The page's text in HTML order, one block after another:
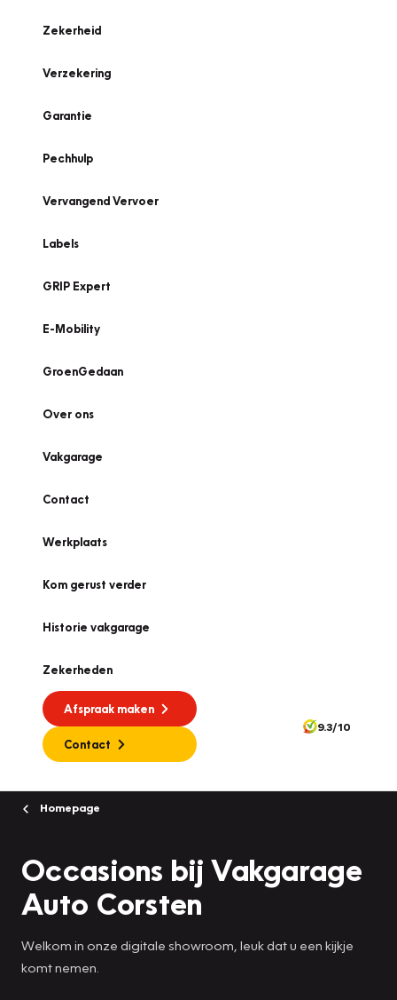
Zekerheid
Verzekering
Garantie
Pechhulp
Vervangend Vervoer
Labels
GRIP Expert
E-Mobility
GroenGedaan
Over ons
Vakgarage
Contact
Werkplaats
Kom gerust verder
Historie vakgarage
Zekerheden
Afspraak maken
Contact
9.3/10
Homepage
Occasions bij Vakgarage
Auto Corsten
Welkom in onze digitale showroom, leuk dat u een kijkje
komt nemen.